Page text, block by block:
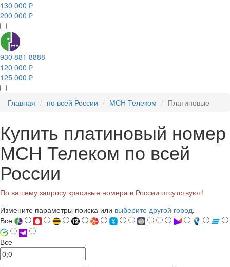
130 000 ₽
200 000 ₽
930 881 8888
120 000 ₽
125 000 ₽
Главная по всей России МСН Телеком Платиновые
Купить платиновый номер
МСН Телеком по всей
России
По вашему запросу красивые номера в России отсутствуют!
Измените параметры поиска или выберите другой город.
Все
Все